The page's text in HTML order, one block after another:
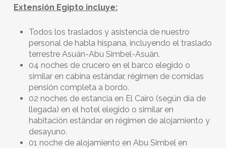
Extensión Egipto incluye:
Todos los traslados y asistencia de nuestro
personal de habla hispana, incluyendo el traslado
terrestre Asuán-Abu Simbel-Asuán.
04 noches de crucero en el barco elegido o
similar en cabina estándar, régimen de comidas
pensión completa a bordo.
02 noches de estancia en El Cairo (según día de
llegada) en el hotel elegido o similar en
habitación estándar en régimen de alojamiento y
desayuno.
01 noche de alojamiento en Abu Simbel en